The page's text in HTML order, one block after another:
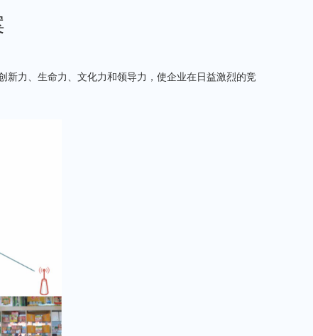
新力、生命力、文化力和领导力，使企业在日益激烈的竞